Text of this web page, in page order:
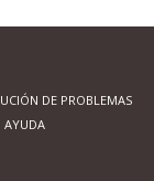
DE PROBLEMAS
AYUDA